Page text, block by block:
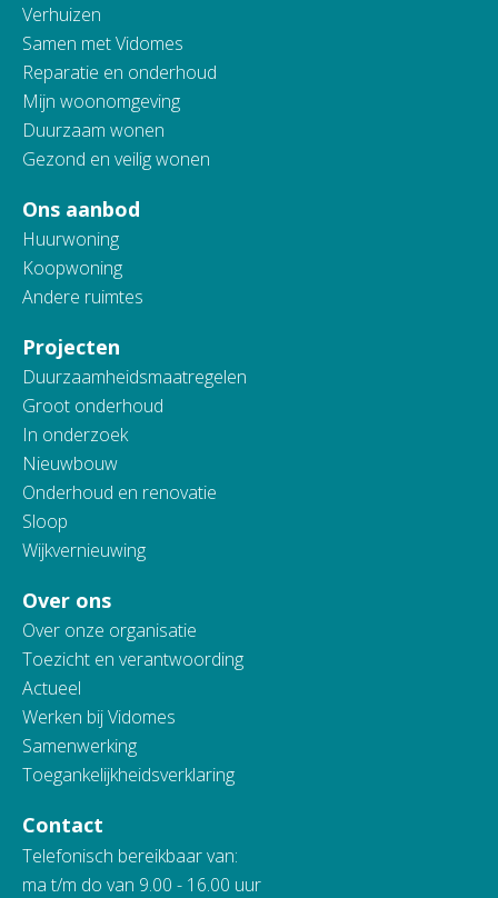
Verhuizen
Samen met Vidomes
Reparatie en onderhoud
Mijn woonomgeving
Duurzaam wonen
Gezond en veilig wonen
Ons aanbod
Huurwoning
Koopwoning
Andere ruimtes
Projecten
Duurzaamheidsmaatregelen
Groot onderhoud
In onderzoek
Nieuwbouw
Onderhoud en renovatie
Sloop
Wijkvernieuwing
Over ons
Over onze organisatie
Toezicht en verantwoording
Actueel
Werken bij Vidomes
Samenwerking
Toegankelijkheidsverklaring
Contact
Telefonisch bereikbaar van:
ma t/m do van 9.00 - 16.00 uur